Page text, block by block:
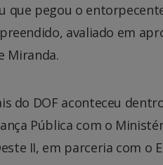
pegou o
avaliado em
Miranda.
do DOF aconteceu
Pública com o
II, em parceria com o